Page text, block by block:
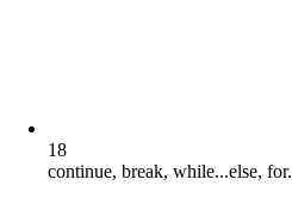
18
continue, break, while...else,